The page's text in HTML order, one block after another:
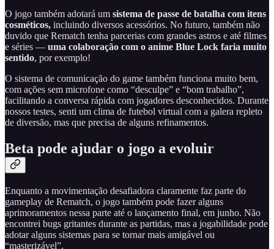
O jogo também adotará um sistema de passe de batalha com itens
cosméticos, incluindo diversos acessórios. No futuro, também não
duvido que Rematch tenha parcerias com grandes astros e até filmes
e séries — uma colaboração com o anime Blue Lock faria muito
sentido, por exemplo!
O sistema de comunicação do game também funciona muito bem,
com ações sem microfone como “desculpe” e “bom trabalho”,
facilitando a conversa rápida com jogadores desconhecidos. Durante
nossos testes, senti um clima de futebol virtual com a galera repleto
de diversão, mas que precisa de alguns refinamentos.
Beta pode ajudar o jogo a evoluir
Enquanto a movimentação desafiadora claramente faz parte do
gameplay de Rematch, o jogo também pode fazer alguns
aprimoramentos nessa parte até o lançamento final, em junho. Não
encontrei bugs gritantes durante as partidas, mas a jogabilidade pode
adotar alguns sistemas para se tornar mais amigável ou
“masterizável”.